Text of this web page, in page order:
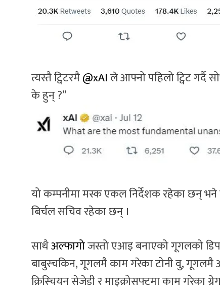
त्यस्तै ट्विटरमै@xAIले आफ्नो पहिलो ट्विट गर्दै
के हुन् ?”
यो कम्पनीमा मस्क एकल निर्देशक रहेका छन् भने
बिर्चल सचिव रहेका छन् ।
साथैअल्फागोजस्तो एआइ बनाएको गूगलको
बाबुस्चकिन, गूगलमै काम गरेका टोनी वु, गूगलमै
क्रिस्चियन सेजेडी र माइक्रोसफ्टमा काम गरेका